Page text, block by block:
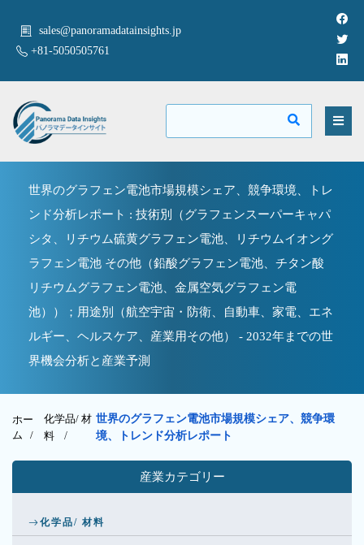
sales@panoramadatainsights.jp
+81-5050505761
世界のグラフェン電池市場規模シェア、競争環境、トレ
ンド分析レポート : 技術別（グラフェンスーパーキャパ
シタ、リチウム硫黄グラフェン電池、リチウムイオング
ラフェン電池 その他（鉛酸グラフェン電池、チタン酸
リチウムグラフェン電池、金属空気グラフェン電
池））；用途別（航空宇宙・防衛、自動車、家電、エネ
ルギー、ヘルスケア、産業用その他） - 2032年までの世
界機会分析と産業予測
ホー
ム /
化学品/ 材
料/
世界のグラフェン電池市場規模シェア、競争環
境、トレンド分析レポート
産業カテゴリー
化学品/ 材料